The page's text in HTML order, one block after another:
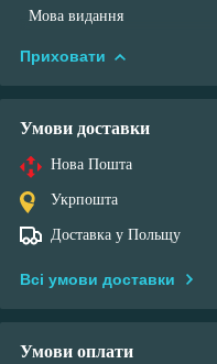
Мова видання
Приховати
Умови доставки
Нова Пошта
Укрпошта
Доставка у Польщу
Всі умови доставки
Умови оплати